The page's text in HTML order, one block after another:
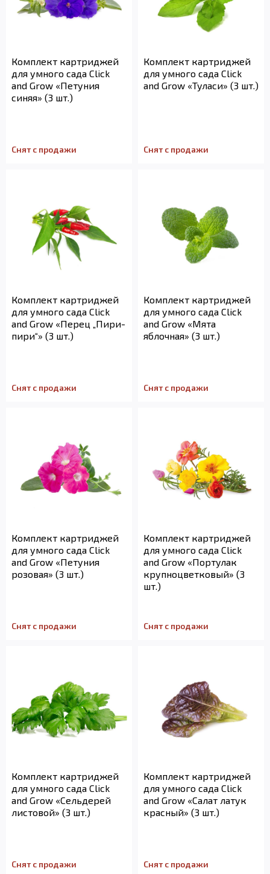
Комплект картриджей
для умного сада Click
and Grow «Петуния
синяя» (3 шт.)
Снят с продажи
Комплект картриджей
для умного сада Click
and Grow «Туласи» (3 шт.)
Снят с продажи
Комплект картриджей
для умного сада Click
and Grow «Перец „Пири-
пири“» (3 шт.)
Снят с продажи
Комплект картриджей
для умного сада Click
and Grow «Мята
яблочная» (3 шт.)
Снят с продажи
Комплект картриджей
для умного сада Click
and Grow «Петуния
розовая» (3 шт.)
Снят с продажи
Комплект картриджей
для умного сада Click
and Grow «Портулак
крупноцветковый» (3
шт.)
Снят с продажи
Комплект картриджей
для умного сада Click
and Grow «Сельдерей
листовой» (3 шт.)
Снят с продажи
Комплект картриджей
для умного сада Click
and Grow «Салат латук
красный» (3 шт.)
Снят с продажи